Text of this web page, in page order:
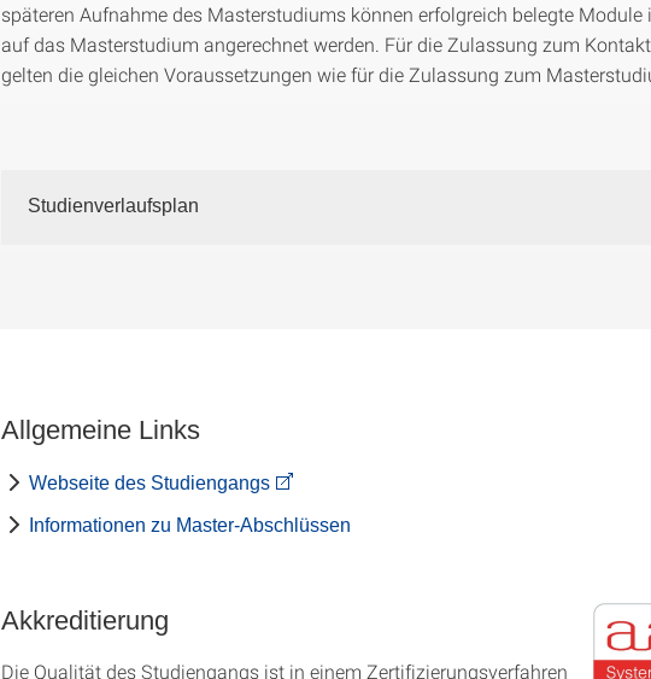
späteren Aufnahme des Masterstudiums können erfolgreich belegte Module
auf das Masterstudium angerechnet werden. Für die Zulassung zum
gelten die gleichen Voraussetzungen wie für die Zulassung zum
Studienverlaufsplan
Allgemeine Links
Webseite des Studiengangs
Informationen zu Master-Abschlüssen
Akkreditierung
Die Qualität des Studien­gangs ist in einem Zer­ti­fizier­ungs­ver­fahren